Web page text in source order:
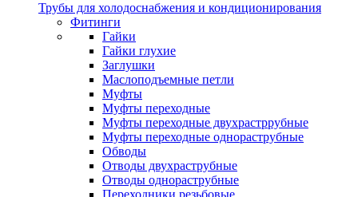
Трубы для холодоснабжения и кондиционирования
Фитинги
Гайки
Гайки глухие
Заглушки
Маслоподъемные петли
Муфты
Муфты переходные
Муфты переходные двухрастррубные
Муфты переходные однораструбные
Обводы
Отводы двухраструбные
Отводы однораструбные
Переходники резьбовые